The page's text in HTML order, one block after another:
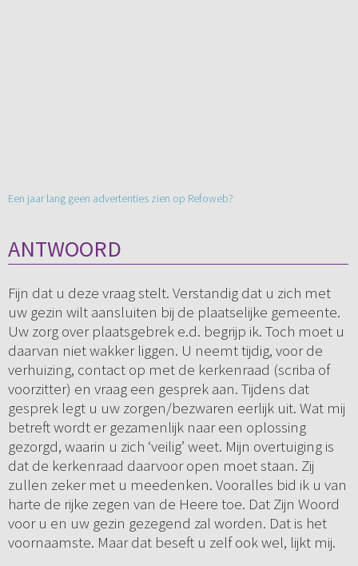
Een jaar lang geen advertenties zien op Refoweb?
ANTWOORD
Fijn dat u deze vraag stelt. Verstandig dat u zich met
uw gezin wilt aansluiten bij de plaatselijke gemeente.
Uw zorg over plaatsgebrek e.d. begrijp ik. Toch moet u
daarvan niet wakker liggen. U neemt tijdig, voor de
verhuizing, contact op met de kerkenraad (scriba of
voorzitter) en vraag een gesprek aan. Tijdens dat
gesprek legt u uw zorgen/bezwaren eerlijk uit. Wat mij
betreft wordt er gezamenlijk naar een oplossing
gezorgd, waarin u zich ‘veilig’ weet. Mijn overtuiging is
dat de kerkenraad daarvoor open moet staan. Zij
zullen zeker met u meedenken. Vooralles bid ik u van
harte de rijke zegen van de Heere toe. Dat Zijn Woord
voor u en uw gezin gezegend zal worden. Dat is het
voornaamste. Maar dat beseft u zelf ook wel, lijkt mij.